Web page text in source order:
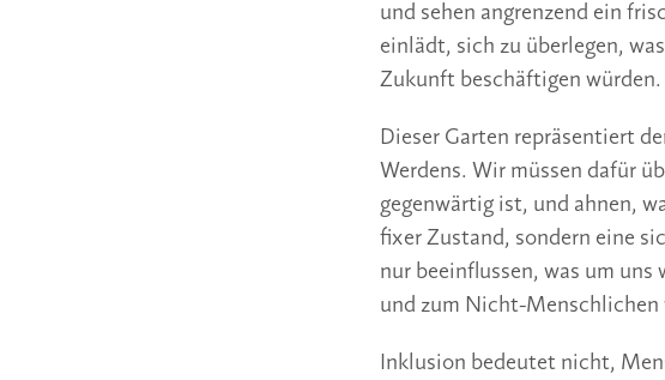
und sehen angrenzend ein
einlädt, sich zu überlegen,
Zukunft beschäftigen würden.
Dieser Garten repräsentiert
Werdens. Wir müssen dafür
gegenwärtig ist, und ahnen,
fixer Zustand, sondern eine
nur beeinflussen, was um uns
und zum Nicht-Menschlichen
Inklusion bedeutet nicht,